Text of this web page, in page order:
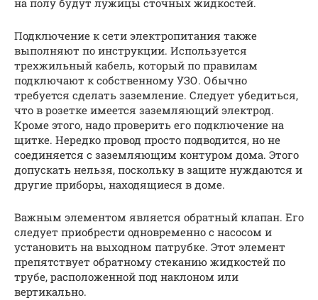
на полу будут лужицы сточных жидкостей.
Подключение к сети электропитания также
выполняют по инструкции. Используется
трехжильный кабель, который по правилам
подключают к собственному УЗО. Обычно
требуется сделать заземление. Следует убедиться,
что в розетке имеется заземляющий электрод.
Кроме этого, надо проверить его подключение на
щитке. Нередко провод просто подводится, но не
соединяется с заземляющим контуром дома. Этого
допускать нельзя, поскольку в защите нуждаются и
другие приборы, находящиеся в доме.
Важным элементом является обратный клапан. Его
следует приобрести одновременно с насосом и
установить на выходном патрубке. Этот элемент
препятствует обратному стеканию жидкостей по
трубе, расположенной под наклоном или
вертикально.